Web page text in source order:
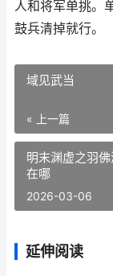
人和将军单挑。
鼓兵清掉就行。
域见武当
« 上一篇
明末渊虚之羽
在哪
2026-03-06
延伸阅读